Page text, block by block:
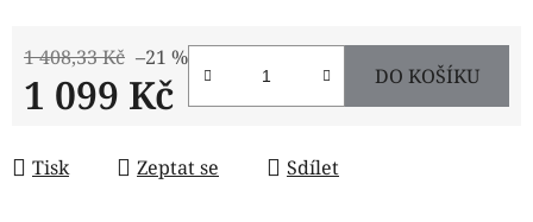
1 408,33 Kč –21 %
1 099 Kč DO KOŠÍKU
Tisk Zeptat se Sdílet